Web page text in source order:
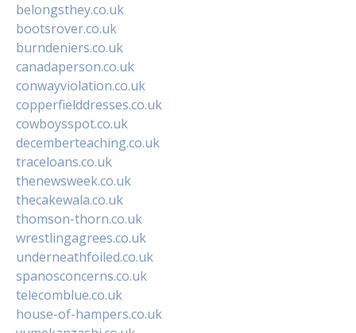
belongsthey.co.uk
bootsrover.co.uk
burndeniers.co.uk
canadaperson.co.uk
conwayviolation.co.uk
copperfielddresses.co.uk
cowboysspot.co.uk
decemberteaching.co.uk
traceloans.co.uk
thenewsweek.co.uk
thecakewala.co.uk
thomson-thorn.co.uk
wrestlingagrees.co.uk
underneathfoiled.co.uk
spanosconcerns.co.uk
telecomblue.co.uk
house-of-hampers.co.uk